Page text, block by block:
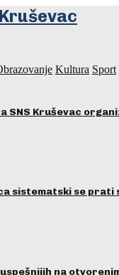
Kultura Sport
SNS Kruševac
sistematski se
na